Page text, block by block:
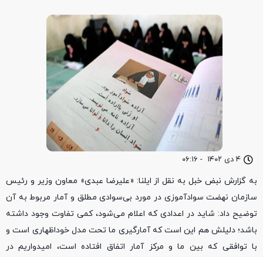
۴ دی ۱۴۰۲ - ۰۶:۱۶
به گزارش نبض خبل به نقل از ایلنا: «علیرضا عبدی» معاون وزیر و رئیس
سازمان نهضت سوادآموزی در مورد بی‌سوادی مطلق و آمار مربوط به آن
توضیح داد: شاید در اعدادی که اعلام می‌شود، کمی تفاوت وجود داشته
باشد؛ دلیلش هم این است که آمارگیری ما تحت مدل خوداظهاری است و
با توافقی که بین ما و مرکز آمار اتفاق افتاده است، امیدواریم در